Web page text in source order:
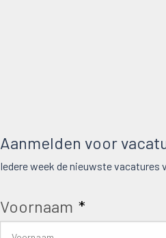
Aanmelden voor
Iedere week de nieuwste vacatures
Voornaam *